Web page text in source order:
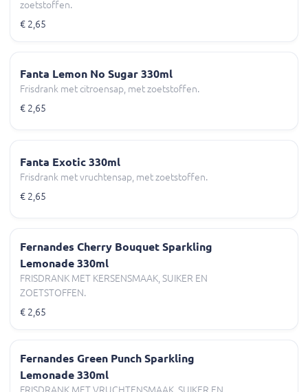
zoetstoffen.
€ 2,65
Fanta Lemon No Sugar 330ml
Frisdrank met citroensap, met zoetstoffen.
€ 2,65
Fanta Exotic 330ml
Frisdrank met vruchtensap, met zoetstoffen.
€ 2,65
Fernandes Cherry Bouquet Sparkling
Lemonade 330ml
FRISDRANK MET KERSENSMAAK, SUIKER EN
ZOETSTOFFEN.
€ 2,65
Fernandes Green Punch Sparkling
Lemonade 330ml